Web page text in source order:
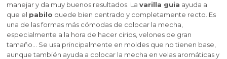
manejar y da muy buenos resultados. La varilla guia ayuda a
que el pabilo quede bien centrado y completamente recto. Es
una de las formas más cómodas de colocar la mecha,
especialmente a la hora de hacer cirios, velones de gran
tamaño… Se usa principalmente en moldes que no tienen base,
aunque también ayuda a colocar la mecha en velas aromáticas y